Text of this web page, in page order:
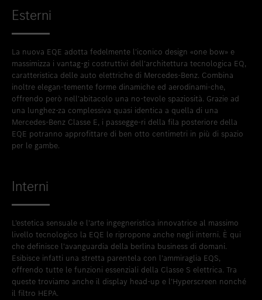
Esterni
La nuova EQE adotta fedelmente l’iconico design «one bow» e
massimizza i vantag-gi costruttivi dell’architettura tecnologica EQ,
caratteristica delle auto elettriche di Mercedes-Benz. Combina
inoltre elegan-temente forme dinamiche ed aerodinami-che,
offrendo però nell’abitacolo una no-tevole spaziosità. Grazie ad
una lunghez-za complessiva quasi identica a quella di una
Mercedes-Benz Classe E, i passegge-ri della fila posteriore della
EQE potranno approfittare di ben otto centimetri in più di spazio
per le gambe.
Interni
L’estetica sensuale e l’arte ingegneristica innovatrice al massimo
livello tecnologico la EQE le ripropone anche negli interni. È qui
che definisce l’avanguardia della berlina business di domani.
Esibisce infatti una stretta parentela con l’ammiraglia EQS,
offrendo tutte le funzioni essenziali della Classe S elettrica. Tra
queste troviamo anche il display head-up e l’Hyperscreen nonché
il filtro HEPA.